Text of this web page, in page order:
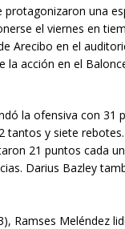
protagonizaron una
el viernes en
Arecibo en el auditorio
la acción en el
la ofensiva con 31
tantos y siete rebotes.
21 puntos cada
Darius Bazley
Ramses Meléndez